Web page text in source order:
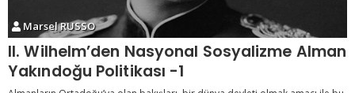
Marsel RUSSO
II. Wilhelm’den Nasyonal Sosyalizme Alman
Yakındoğu Politikası -1